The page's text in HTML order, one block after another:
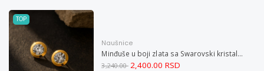
TOP
Naušnice
Minđuše u boji zlata sa Swarovski kristalom i magnetom
3,240.00 2,400.00 RSD